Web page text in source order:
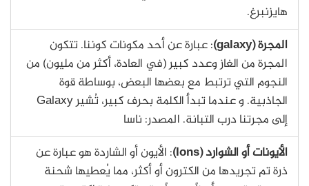
هايزنبرغ.
المجرة (galaxy)
: عبارة عن أحد مكونات كوننا. تتكون
المجرة من الغاز وعدد كبير (في العادة، أكثر من مليون) من
النجوم التي ترتبط مع بعضها البعض، بوساطة قوة
الجاذبية. و عندما تبدأ الكلمة بحرف كبير، تُشير Galaxy
إلى مجرتنا درب التبانة. المصدر: ناسا
الأيونات أو الشوارد (Ions)
: الأيون أو الشاردة هو عبارة عن
ذرة تم تجريدها من الكترون أو أكثر، مما يُعطيها شحنة